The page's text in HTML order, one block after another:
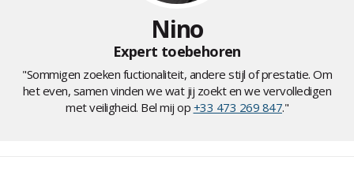
Nino
Expert toebehoren
"Sommigen zoeken fuctionaliteit, andere stijl of prestatie. Om
het even, samen vinden we wat jij zoekt en we vervolledigen
met veiligheid. Bel mij op +33 473 269 847."